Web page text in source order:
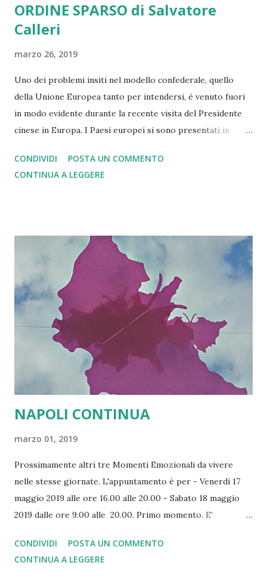
ORDINE SPARSO di Salvatore
Calleri
marzo 26, 2019
Uno dei problemi insiti nel modello confederale, quello
della Unione Europea tanto per intendersi, è venuto fuori
in modo evidente durante la recente visita del Presidente
cinese in Europa. I Paesi europei si sono presentati in
geopoliticamente grave. In un momento in cui sarebbe più
che mai necessaria una vera e propria azione comune su
Europea. Ed è bene esser chiari che tale debolezza nasce
dal modello confederale che non si sposa con una unica
politica estera e macro-economica. Se non si cambierà
modello e non si sceglierà il più efficiente modello federale
l'attuale Unione Europea è tristemente destinata a
soccombere.
CONDIVIDI
POSTA UN COMMENTO
CONTINUA A LEGGERE
NAPOLI CONTINUA
marzo 01, 2019
Prossimamente altri tre Momenti Emozionali da vivere
nelle stesse giornate. L'appuntamento è per - Venerdì 17
maggio 2019 alle ore 16.00 alle 20.00 - Sabato 18 maggio
2019 dalle ore 9.00 alle 20.00. Primo momento. E'
che da anni consegna il Premio Mediterraneo alle migliori
personalità impegnate sui temi della pace e della
CONDIVIDI
POSTA UN COMMENTO
CONTINUA A LEGGERE